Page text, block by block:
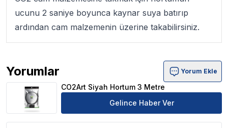
ucunu 2 saniye boyunca kaynar suya batırıp
ardından cam malzemenin üzerine takabilirsiniz.
Yorumlar
CO2Art Siyah Hortum 3 Metre Ürün Yorumları
Yorum Ekle
CO2Art Siyah Hortum 3 Metre
Gelince Haber Ver